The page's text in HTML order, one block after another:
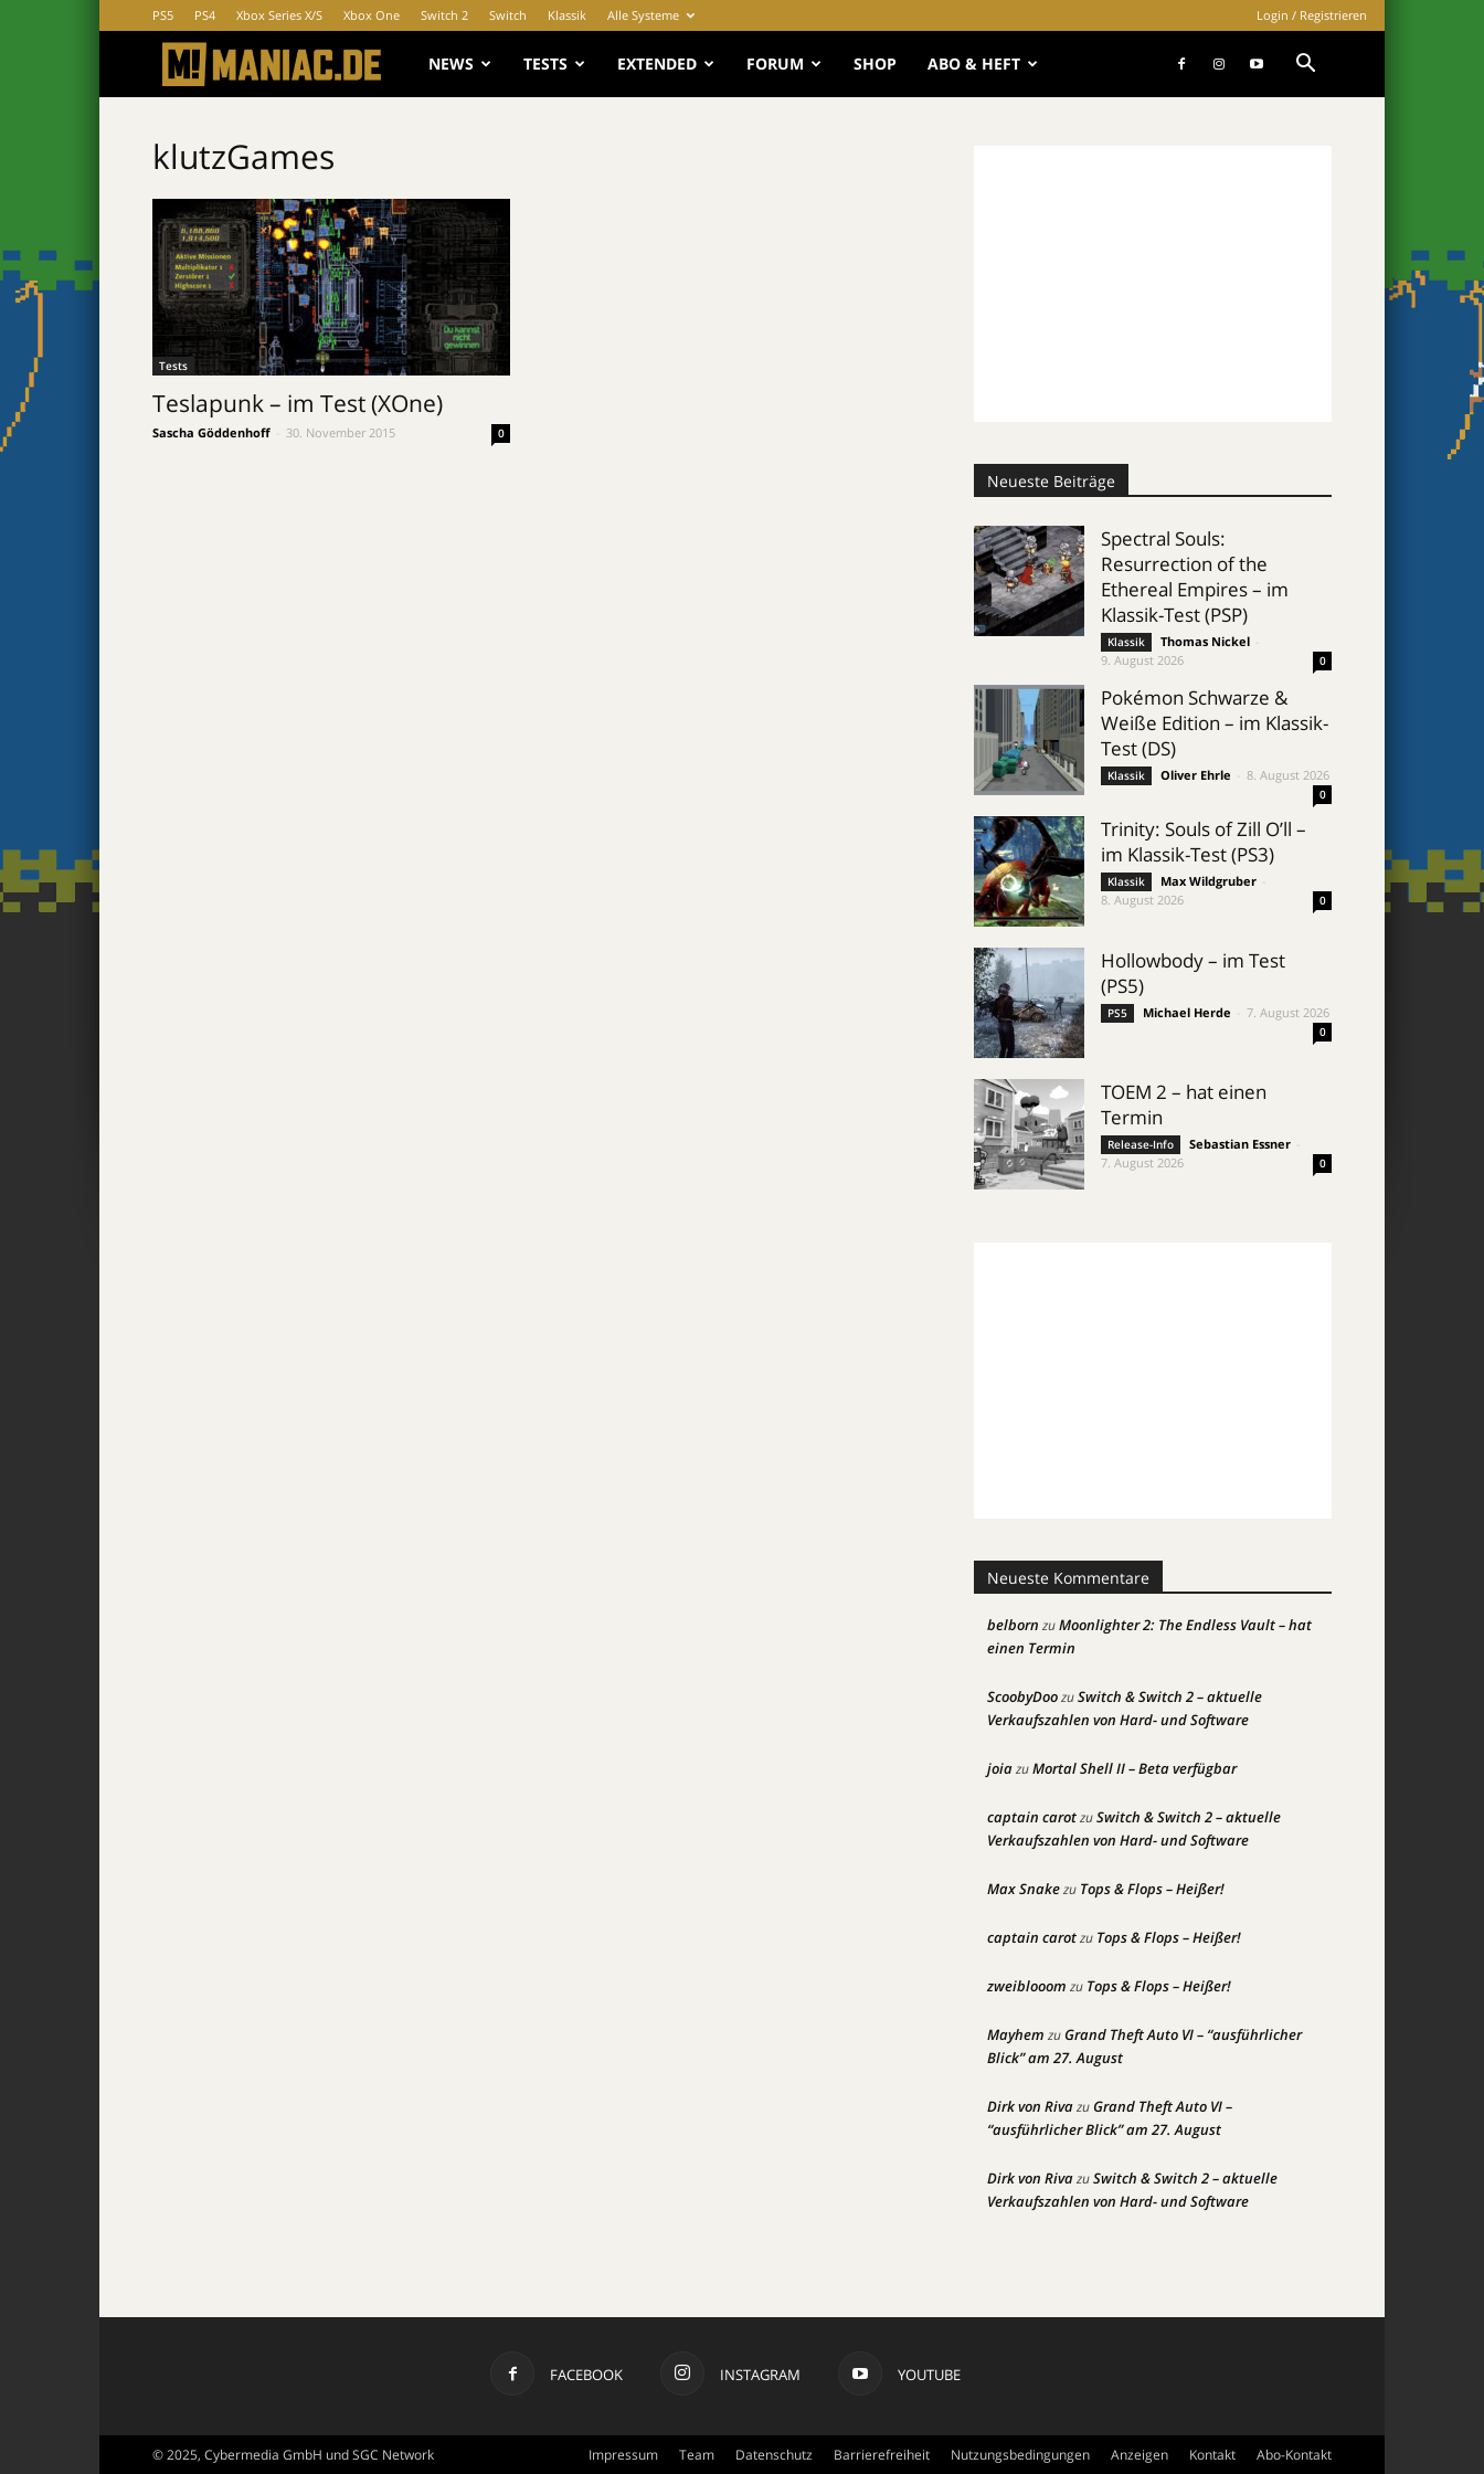
PS5 PS4 Xbox Series X/S Xbox One Switch 2 Switch Klassik Alle Systeme Login / Registrieren
MANIAC.de
NEWS TESTS EXTENDED FORUM SHOP ABO & HEFT
klutzGames
Tests
Teslapunk – im Test (XOne)
Sascha Göddenhoff 30. November 2015 0
Neueste Beiträge
Spectral Souls:
Resurrection of the
Ethereal Empires – im
Klassik-Test (PSP)
Klassik Thomas Nickel
9. August 2026
0
Pokémon Schwarze &
Weiße Edition – im Klassik-
Test (DS)
Klassik Oliver Ehrle 8. August 2026
0
Trinity: Souls of Zill O’ll –
im Klassik-Test (PS3)
Klassik Max Wildgruber
8. August 2026
0
Hollowbody – im Test
(PS5)
PS5 Michael Herde 7. August 2026
0
TOEM 2 – hat einen
Termin
Release-Info Sebastian Essner
7. August 2026
0
Neueste Kommentare
belborn zuMoonlighter 2: The Endless Vault – hat
einen Termin
ScoobyDoozuSwitch & Switch 2 – aktuelle
Verkaufszahlen von Hard- und Software
joiazuMortal Shell II – Beta verfügbar
captain carotzuSwitch & Switch 2 – aktuelle
Verkaufszahlen von Hard- und Software
Max Snakezu Tops & Flops – Heißer!
captain carotzu Tops & Flops – Heißer!
zweiblooom zu Tops & Flops – Heißer!
Mayhem zuGrand Theft Auto VI – “ausführlicher
Blick” am 27. August
Dirk von RivazuGrand Theft Auto VI –
“ausführlicher Blick” am 27. August
Dirk von RivazuSwitch & Switch 2 – aktuelle
Verkaufszahlen von Hard- und Software
FACEBOOK INSTAGRAM YOUTUBE
Impressum Team Datenschutz Barrierefreiheit Nutzungsbedingungen Anzeigen Kontakt Abo-Kontakt
© 2025, Cybermedia GmbH und SGC Network